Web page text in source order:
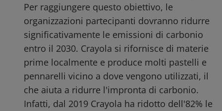
Per raggiungere questo obiettivo, le
organizzazioni partecipanti dovranno ridurre
significativamente le emissioni di carbonio
entro il 2030. Crayola si rifornisce di materie
prime localmente e produce molti pastelli e
pennarelli vicino a dove vengono utilizzati, il
che aiuta a ridurre l'impronta di carbonio.
Infatti, dal 2019 Crayola ha ridotto dell'82% le